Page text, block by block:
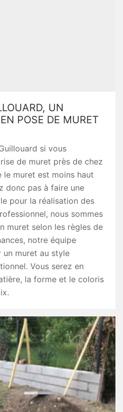
UN
POSE DE MURET
si vous
de muret près de chez
muret est moins haut
donc pas à faire une
pour la réalisation des
nous sommes
muret selon les règles de
notre équipe
un muret au style
Vous serez en
la forme et le coloris